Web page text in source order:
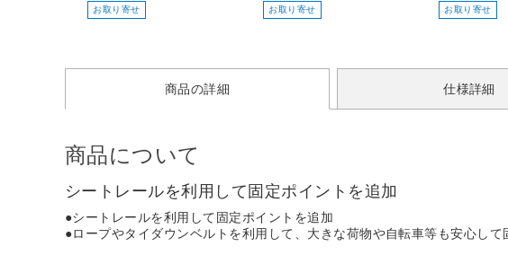
お取り寄せ お取り寄せ お取り寄せ
商品の詳細 仕様詳細
商品について
シートレールを利用して固定ポイントを追加
●シートレールを利用して固定ポイントを追加
●ロープやタイダウンベルトを利用して、大きな荷物や自転車等も安心して